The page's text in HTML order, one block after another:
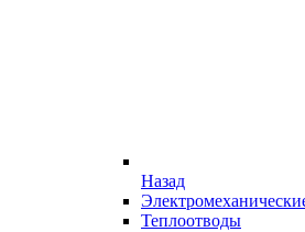
Назад
Теплоотводы